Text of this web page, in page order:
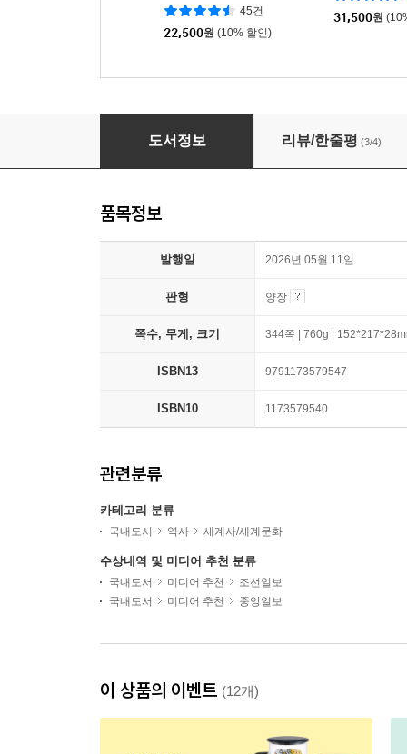
45건
22,500원 (10% 할인)
31,500원
폭풍이 온다
도서정보 리뷰/한줄평 (3/4)
품목정보
발행일 2026년 05월 11일
판형 양장
쪽수, 무게, 크기 344쪽 | 760g |
ISBN13 9791173579547
ISBN10 1173579540
관련분류
카테고리 분류
국내도서 역사 세계사/세계문화
수상내역 및 미디어 추천 분류
국내도서 미디어 추천
조선일보
국내도서
미디어 추천 중앙일보
이 상품의 이벤트 (12개)